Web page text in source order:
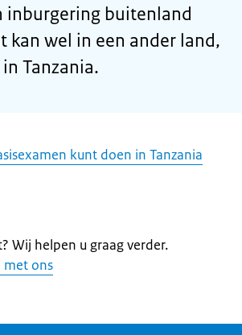
inburgering buitenland
kan wel in een ander land,
Tanzania.
kunt doen in Tanzania
Wij helpen u graag verder.
met ons